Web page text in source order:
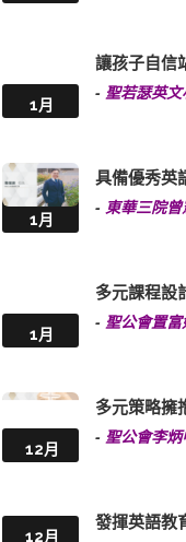
1月
讓孩子自信
- 聖若瑟英文
1月
具備優秀
- 東華三院
1月
多元課程
- 聖公會置
12月
多元策略
- 聖公會李炳
12月
發揮英語